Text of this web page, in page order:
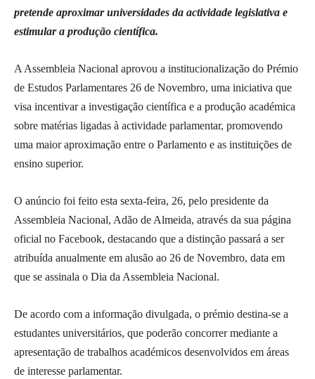
pretende aproximar universidades da actividade legislativa e
estimular a produção científica.
A Assembleia Nacional aprovou a institucionalização do Prémio
de Estudos Parlamentares 26 de Novembro, uma iniciativa que
visa incentivar a investigação científica e a produção académica
sobre matérias ligadas à actividade parlamentar, promovendo
uma maior aproximação entre o Parlamento e as instituições de
ensino superior.
O anúncio foi feito esta sexta-feira, 26, pelo presidente da
Assembleia Nacional, Adão de Almeida, através da sua página
oficial no Facebook, destacando que a distinção passará a ser
atribuída anualmente em alusão ao 26 de Novembro, data em
que se assinala o Dia da Assembleia Nacional.
De acordo com a informação divulgada, o prémio destina-se a
estudantes universitários, que poderão concorrer mediante a
apresentação de trabalhos académicos desenvolvidos em áreas
de interesse parlamentar.